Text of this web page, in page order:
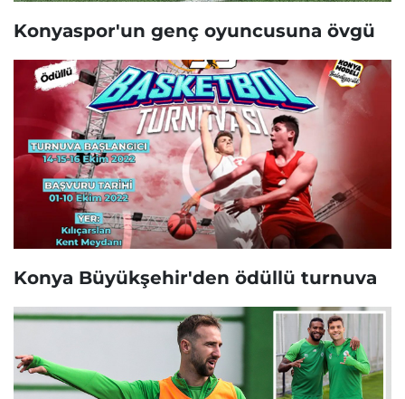
Konyaspor'un genç oyuncusuna övgü
Konya Büyükşehir'den ödüllü turnuva